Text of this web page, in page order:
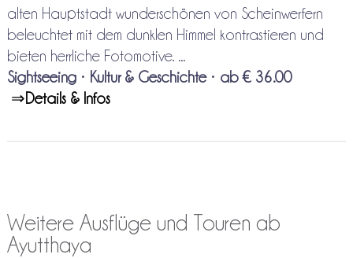
alten Hauptstadt wunderschönen von Scheinwerfern
beleuchtet mit dem dunklen Himmel kontrastieren und
bieten herrliche Fotomotive. ...
Sightseeing• Kultur & Geschichte• ab € 36.00
⇒Details & Infos
Weitere Ausflüge und Touren ab
Ayutthaya